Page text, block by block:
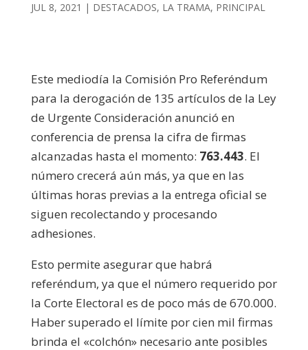
JUL 8, 2021 | DESTACADOS, LA TRAMA, PRINCIPAL
Este mediodía la Comisión Pro Referéndum
para la derogación de 135 artículos de la Ley
de Urgente Consideración anunció en
conferencia de prensa la cifra de firmas
alcanzadas hasta el momento: 763.443. El
número crecerá aún más, ya que en las
últimas horas previas a la entrega oficial se
siguen recolectando y procesando
adhesiones.
Esto permite asegurar que habrá
referéndum, ya que el número requerido por
la Corte Electoral es de poco más de 670.000.
Haber superado el límite por cien mil firmas
brinda el «colchón» necesario ante posibles